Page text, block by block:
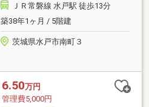
ＪＲ常磐線 水戸駅 徒歩13分
築38年1ヶ月 / 5階建
茨城県水戸市南町３
6.50万円
管理費5,000円